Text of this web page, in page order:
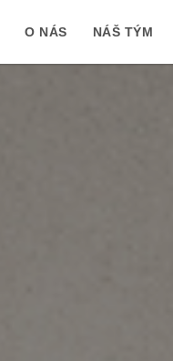
O NÁS NÁŠ TÝM